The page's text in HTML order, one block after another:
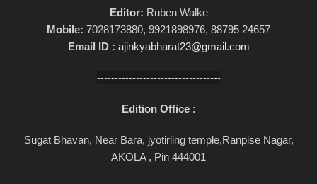
Editor: Ruben Walke
Mobile: 7028173880, 9921898976, 88795 24657
Email ID : ajinkyabharat23@gmail.com
-----------------------------------
Edition Office :
Sugat Bhavan, Near Bara, jyotirling temple,Ranpise Nagar,
AKOLA , Pin 444001